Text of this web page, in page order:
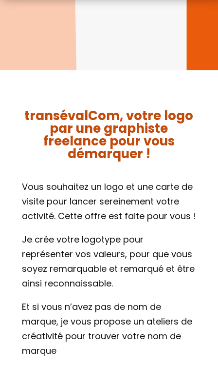
transévalCom, votre logo
par une graphiste
freelance pour vous
démarquer !
Vous souhaitez un logo et une carte de
visite pour lancer sereinement votre
activité. Cette offre est faite pour vous !
Je crée votre logotype pour
représenter vos valeurs, pour que vous
soyez remarquable et remarqué et être
ainsi reconnaissable.
Et si vous n’avez pas de nom de
marque, je vous propose un ateliers de
créativité pour trouver votre nom de
marque